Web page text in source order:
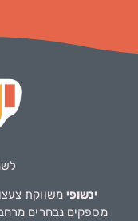
ינשופי משווקת
מספקים נבחרים